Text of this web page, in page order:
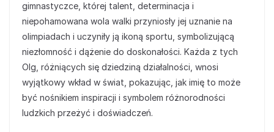
gimnastyczce, której talent, determinacja i
niepohamowana wola walki przyniosły jej uznanie na
olimpiadach i uczyniły ją ikoną sportu, symbolizującą
niezłomność i dążenie do doskonałości. Każda z tych
Olg, różniących się dziedziną działalności, wnosi
wyjątkowy wkład w świat, pokazując, jak imię to może
być nośnikiem inspiracji i symbolem różnorodności
ludzkich przeżyć i doświadczeń.